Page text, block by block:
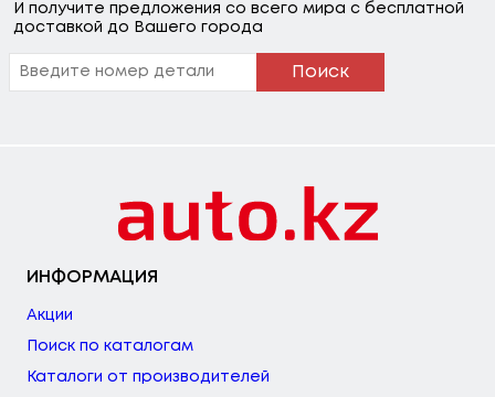
И получите предложения со всего мира с бесплатной
доставкой до Вашего города
Поиск
ИНФОРМАЦИЯ
Акции
Поиск по каталогам
Каталоги от производителей